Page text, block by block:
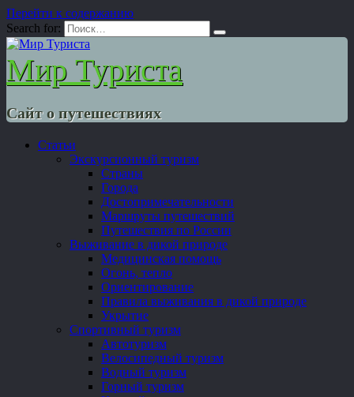
Перейти к содержанию
Search for:
Мир Туриста
Сайт о путешествиях
Статьи
Экскурсионный туризм
Страны
Города
Достопримечательности
Маршруты путешествий
Путешествия по России
Выживание в дикой природе
Медицинская помощь
Огонь, тепло
Ориентирование
Правила выживания в дикой природе
Укрытие
Спортивный туризм
Автотуризм
Велосипедный туризм
Водный туризм
Горный туризм